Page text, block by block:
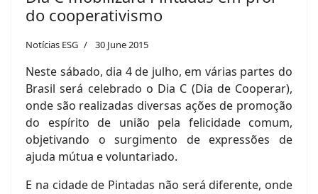
do cooperativismo
Notícias ESG 30 June 2015
Neste sábado, dia 4 de julho, em várias partes do
Brasil será celebrado o Dia C (Dia de Cooperar),
onde são realizadas diversas ações de promoção
do espírito de união pela felicidade comum,
objetivando o surgimento de expressões de
ajuda mútua e voluntariado.
E na cidade de Pintadas não será diferente, onde